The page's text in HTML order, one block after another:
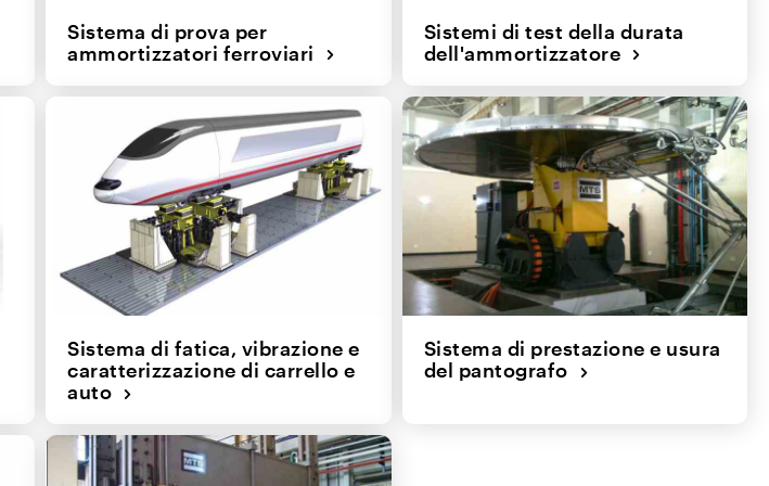
Sistema di prova per
ammortizzatori ferroviari
Sistemi di test della durata
dell'ammortizzatore
Sistema di fatica, vibrazione e
caratterizzazione di carrello e
auto
Sistema di prestazione e usura
del pantografo